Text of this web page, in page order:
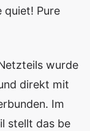
quiet! Pure
wurde
direkt mit
Im
stellt das be